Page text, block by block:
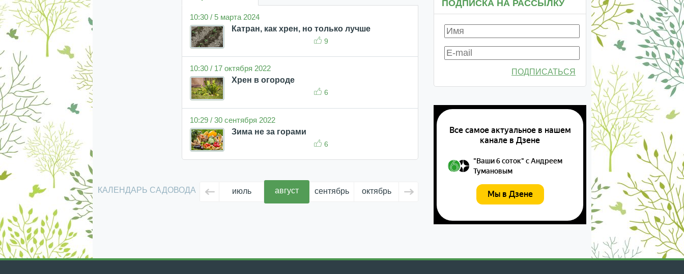
10:30 / 5 марта 2024
Катран, как хрен, но только лучше
9
10:30 / 17 октября 2022
Хрен в огороде
6
10:29 / 30 сентября 2022
Зима не за горами
6
КАЛЕНДАРЬ САДОВОДА июль август сентябрь октябрь ноябрь декабрь январь февраль март апрель
ПОДПИСКА НА РАССЫЛКУ
ПОДПИСАТЬСЯ